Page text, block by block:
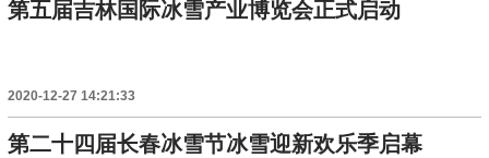
第五届吉林国际冰雪产业博览会正式启动
2020-12-27 14:21:33
第二十四届长春冰雪节冰雪迎新欢乐季启幕